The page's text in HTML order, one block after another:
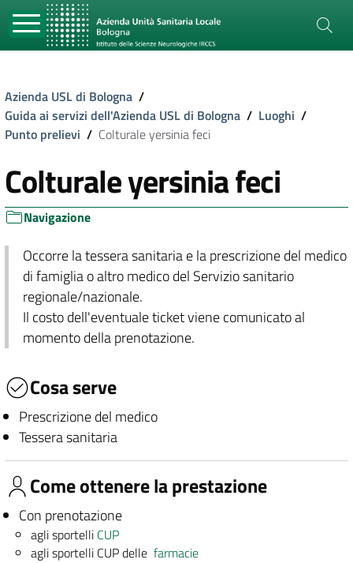
Azienda USL di Bologna /
Guida ai servizi dell'Azienda USL di Bologna / Luoghi /
Punto prelievi / Colturale yersinia feci
Colturale yersinia feci
Navigazione
Occorre la tessera sanitaria e la prescrizione del medico
di famiglia o altro medico del Servizio sanitario
regionale/nazionale.
Il costo dell'eventuale ticket viene comunicato al
momento della prenotazione.
Cosa serve
Prescrizione del medico
Tessera sanitaria
Come ottenere la prestazione
Con prenotazione
agli sportelli CUP
agli sportelli CUP dellefarmacie